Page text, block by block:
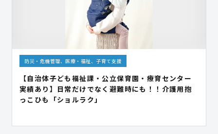
防災・危機管理、医療・福祉、子育て支援
【自治体子ども福祉課・公立保育園・療育センター
実績あり】日常だけでなく避難時にも！！介護用抱
っこひも「ショルラク」